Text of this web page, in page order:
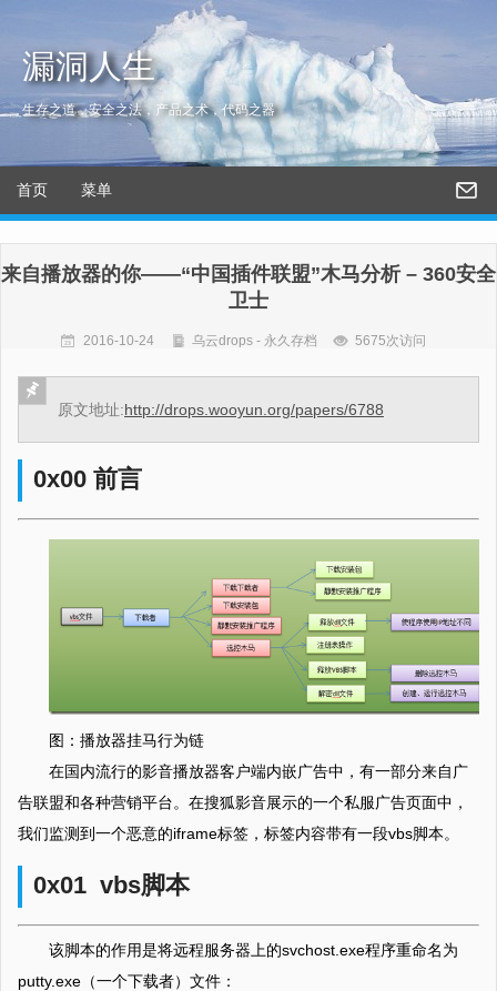
漏洞人生
生存之道，安全之法，产品之术，代码之器
首页 菜单
来自播放器的你——“中国插件联盟”木马分析 – 360安全
卫士
2016-10-24 乌云drops - 永久存档 5675次访问
原文地址:http://drops.wooyun.org/papers/6788
0x00 前言
图：播放器挂马行为链
在国内流行的影音播放器客户端内嵌广告中，有一部分来自广
告联盟和各种营销平台。在搜狐影音展示的一个私服广告页面中，
我们监测到一个恶意的iframe标签，标签内容带有一段vbs脚本。
0x01 vbs脚本
该脚本的作用是将远程服务器上的svchost.exe程序重命名为
putty.exe（一个下载者）文件：